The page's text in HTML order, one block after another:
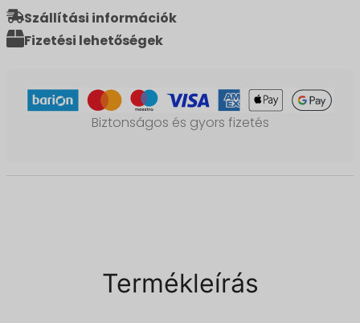
Szállítási információk
Fizetési lehetőségek
Biztonságos és gyors fizetés
Termékleírás